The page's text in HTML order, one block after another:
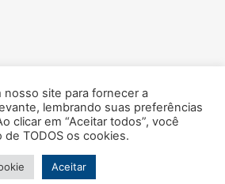
2024 ServiçosBR
nosso site para fornecer a
lembrando suas preferências
clicar em “Aceitar todos”, você
TODOS os cookies.
Aceitar